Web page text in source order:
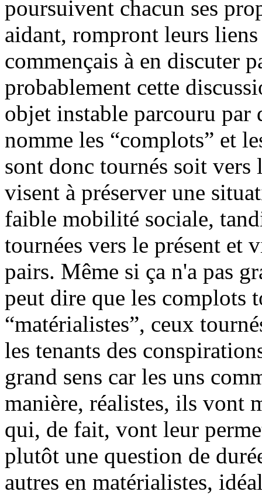
poursuivent chacun ses
aidant, rompront leurs
commençais à en discuter
probablement cette
objet instable parcouru par
nomme les “complots” et
sont donc tournés soit vers
visent à préserver une
faible mobilité sociale,
tournées vers le présent et
pairs. Même si ça n'a pas
peut dire que les complots
“matérialistes”, ceux
les tenants des
grand sens car les uns
manière, réalistes, ils vont
qui, de fait, vont leur
plutôt une question de
autres en matérialistes,